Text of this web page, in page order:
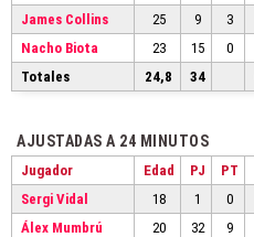
James Collins
25 9 3
Nacho Biota
23 15 0
Totales
24,8 34
AJUSTADAS A 24 MINUTOS
Jugador Edad PJ PT
Sergi Vidal
18 1 0
Álex Mumbrú
20 32 9